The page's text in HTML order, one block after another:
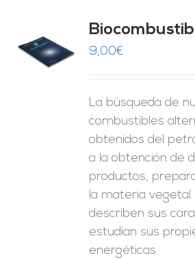
9,00€
La búsqueda de
combustibles
obtenidos del
a la obtención de
productos,
la materia
describen sus
estudian sus
energéticas